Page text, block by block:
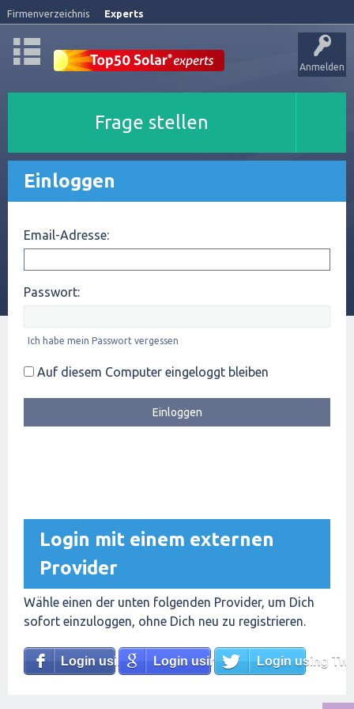
Firmenverzeichnis Experts
Anmelden
Frage stellen
Einloggen
Email-Adresse:
Passwort:
Ich habe mein Passwort vergessen
Auf diesem Computer eingeloggt bleiben
Login mit einem externen
Provider
Wähle einen der unten folgenden Provider, um Dich
sofort einzuloggen, ohne Dich neu zu registrieren.
Login using FacebookLogin using GoogleLogin using